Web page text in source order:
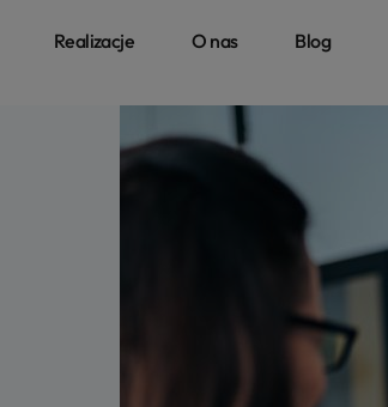
Realizacje O nas Blog